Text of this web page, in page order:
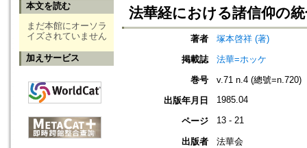
本文を読む
まだ本館にオーソラ
イズされていません
加えサービス
法華経における諸信仰の
著者
塚本啓祥 (著)
掲載誌
法華=ホッケ
巻号
v.71 n.4 (總號=n.720)
出版年月日
1985.04
ページ 13 - 21
出版者
法華会